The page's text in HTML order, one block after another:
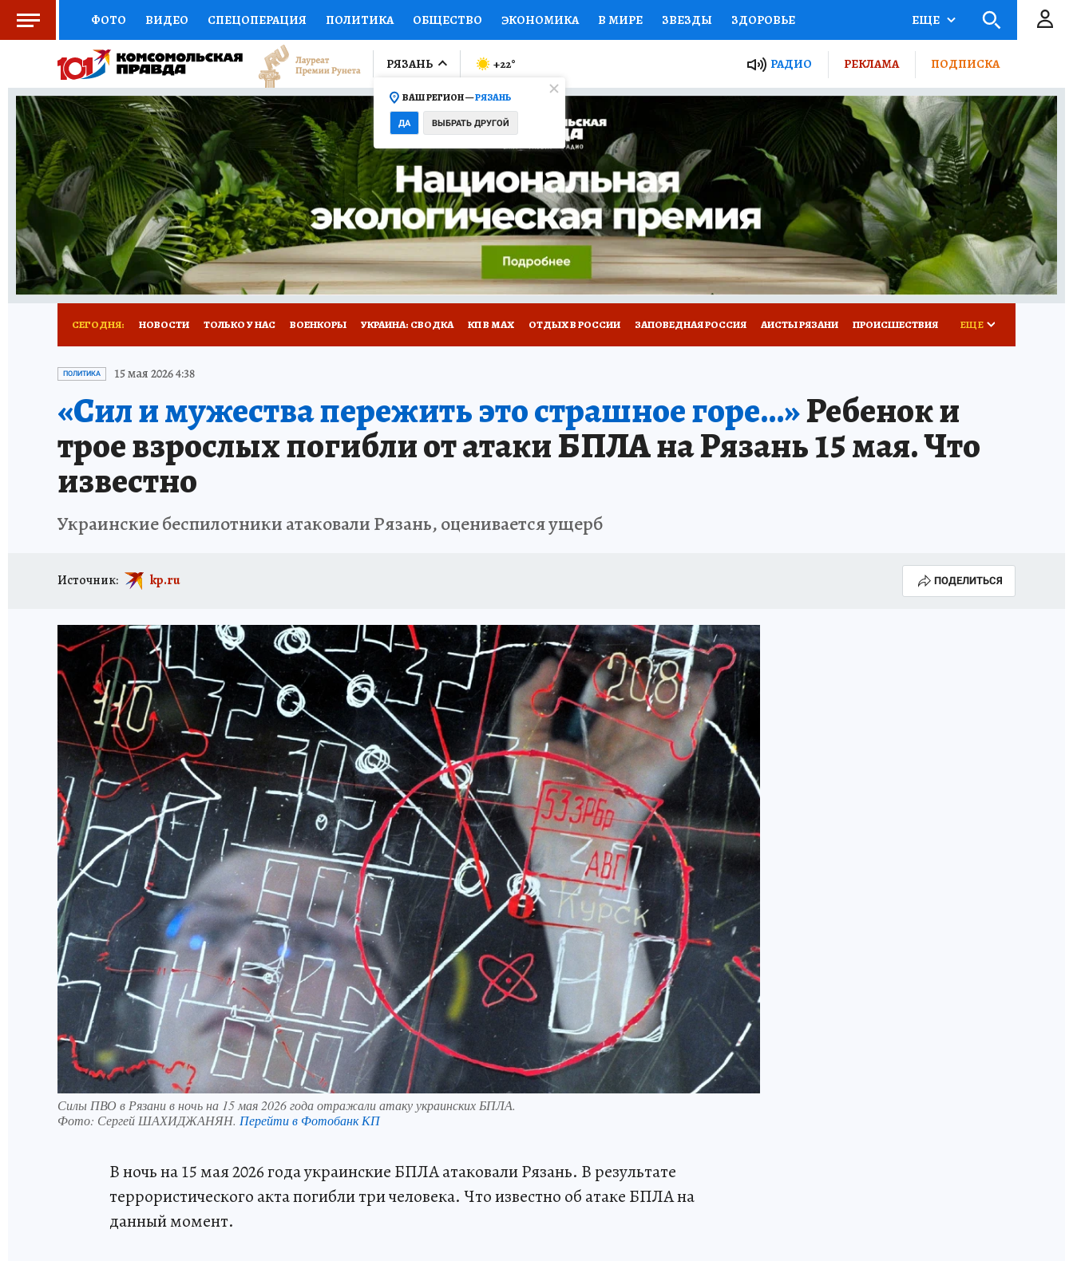
ФОТО ВИДЕО СПЕЦОПЕРАЦИЯ ПОЛИТИКА ОБЩЕСТВО ЭКОНОМИКА В МИРЕ ЗВЕЗДЫ ЗДОРОВЬЕ
СОЦПОДДЕРЖКА НАУКА СПОРТ КОЛУМНИСТЫ ПРОИСШЕСТВИЯ НАЦИОНАЛЬНЫЕ ПРОЕКТЫ РОССИИ
ВЫБОР ЭКСПЕРТОВ ДОКТОР ФИНАНСЫ ОТКРЫВАЕМ МИР Я ЗНАЮ СЕМЬЯ ЖЕНСКИЕ СЕКРЕТЫ ПУТЕВОДИТЕЛЬ
КНИЖНАЯ ПОЛКА ПРОГНОЗЫ НА СПОРТ ПРОМОКОДЫ СЕРИАЛЫ СПЕЦПРОЕКТЫ ДЕФИЦИТ ЖЕЛЕЗА ТУРИЗМ
ПРЕСС-ЦЕНТР НЕДВИЖИМОСТЬ ТЕЛЕВИЗОР КОЛЛЕКЦИИ КОНКУРСЫ РАБОТА У НАС ГИД ПОТРЕБИТЕЛЯ ВСЕ О КП
РАДИО КП РЕКЛАМА ТЕСТЫ НОВОЕ НА САЙТЕ
ЕЩЕ
РЯЗАНЬ
ВАШ РЕГИОН —РЯЗАНЬ
ДА ВЫБРАТЬ ДРУГОЙ
+22° РАДИО РЕКЛАМА ПОДПИСКА
СЕГОДНЯ: НОВОСТИ ТОЛЬКО У НАС ВОЕНКОРЫ УКРАИНА: СВОДКА КП В МАХ ОТДЫХ В РОССИИ ЗАПОВЕДНАЯ РОССИЯ АИСТЫ РЯЗАНИ ПРОИСШЕСТВИЯ
АФИША ИСПЫТАНО НА СЕБЕ
ЕЩЕ
ПОЛИТИКА 15 мая 2026 4:38
«Сил и мужества пережить это страшное горе…»Ребенок и
трое взрослых погибли от атаки БПЛА на Рязань 15 мая. Что
известно
Украинские беспилотники атаковали Рязань, оценивается ущерб
Источник: kp.ru ПОДЕЛИТЬСЯ
Силы ПВО в Рязани в ночь на 15 мая 2026 года отражали атаку украинских БПЛА.
Фото: Сергей ШАХИДЖАНЯН. Перейти в Фотобанк КП
В ночь на 15 мая 2026 года украинские БПЛА атаковали Рязань. В результате
террористического акта погибли три человека. Что известно об атаке БПЛА на
данный момент.